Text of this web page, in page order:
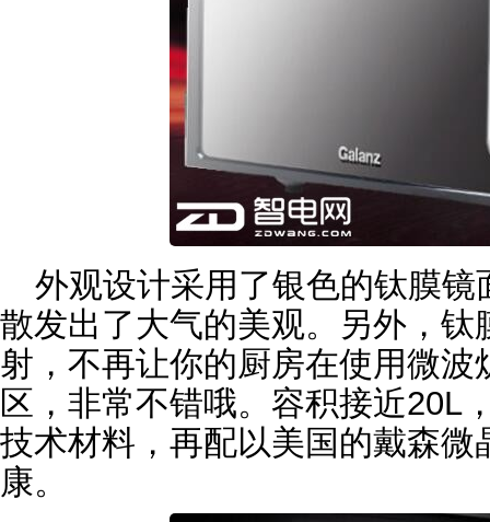
外观设计采用了银色的钛膜
散发出了大气的美观。另外，
射，不再让你的厨房在使用微
区，非常不错哦。容积接近20L
技术材料，再配以美国的戴森
康。